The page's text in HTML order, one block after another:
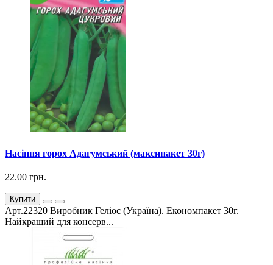
Насіння горох Адагумський (максипакет 30г)
22.00 грн.
Купити
Арт.22320 Виробник Геліос (Україна). Економпакет 30г.
Найкращий для консерв...